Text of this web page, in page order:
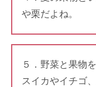
や栗だよね。
５．野菜と果物
スイカやイチゴ